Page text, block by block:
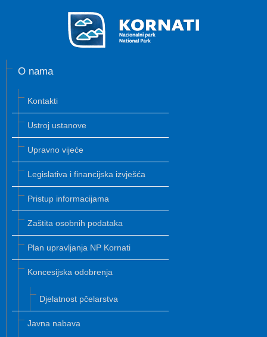
O nama
Kontakti
Ustroj ustanove
Upravno vijeće
Legislativa i financijska izvješća
Pristup informacijama
Zaštita osobnih podataka
Plan upravljanja NP Kornati
Koncesijska odobrenja
Djelatnost pčelarstva
Javna nabava